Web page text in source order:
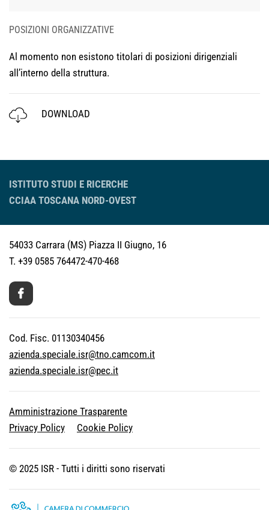
POSIZIONI ORGANIZZATIVE
Al momento non esistono titolari di posizioni dirigenziali
all’interno della struttura.
DOWNLOAD
ISTITUTO STUDI E RICERCHE
CCIAA TOSCANA NORD-OVEST
54033 Carrara (MS) Piazza II Giugno, 16
T. +39 0585 764472-470-468
Cod. Fisc. 01130340456
azienda.speciale.isr@tno.camcom.it
azienda.speciale.isr@pec.it
Amministrazione Trasparente
Privacy Policy
Cookie Policy
© 2025 ISR - Tutti i diritti sono riservati